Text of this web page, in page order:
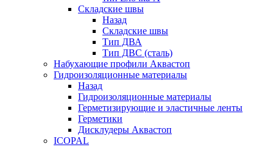
Складские швы
Назад
Складские швы
Тип ДВА
Тип ДВС (сталь)
Набухающие профили Аквастоп
Гидроизоляционные материалы
Назад
Гидроизоляционные материалы
Герметизирующие и эластичные ленты
Герметики
Дисклудеры Аквастоп
ICOPAL